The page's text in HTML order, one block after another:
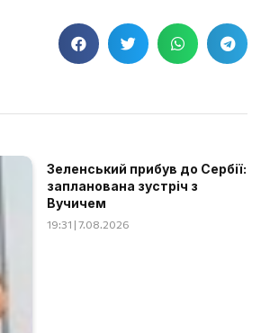
Зеленський прибув до Сербії:
запланована зустріч з
Вучичем
19:31 | 7.08.2026